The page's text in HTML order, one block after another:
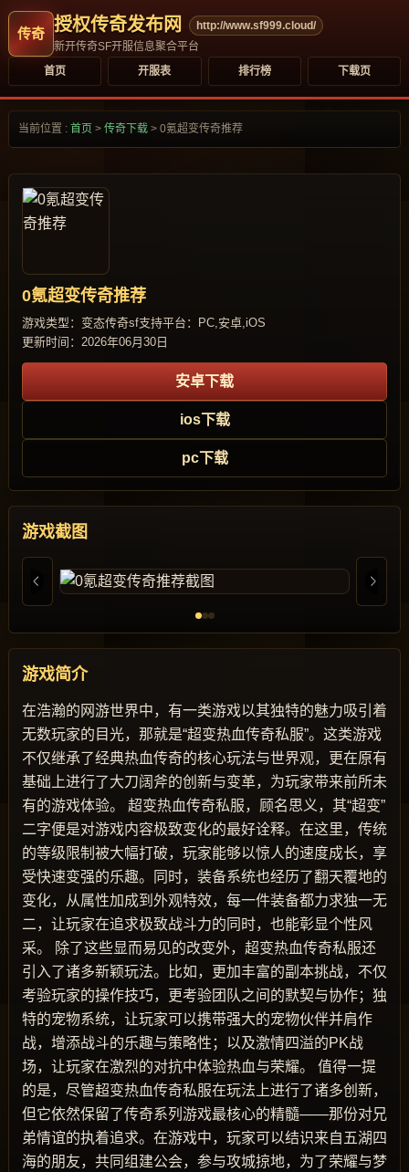
授权传奇发布网
http://www.sf999.cloud/
新开传奇SF开服信息聚合平台
首页
开服表 排行榜 下载页
当前位置 : 首页 > 传奇下载 > 0氪超变传奇推荐
0氪超变传奇推荐
游戏类型：变态传奇sf支持平台：PC,安卓,iOS
更新时间：2026年06月30日
安卓下载
ios下载
pc下载
游戏截图
游戏简介
在浩瀚的网游世界中，有一类游戏以其独特的魅力吸引着
无数玩家的目光，那就是“超变热血传奇私服”。这类游戏
不仅继承了经典热血传奇的核心玩法与世界观，更在原有
基础上进行了大刀阔斧的创新与变革，为玩家带来前所未
有的游戏体验。 超变热血传奇私服，顾名思义，其“超变”
二字便是对游戏内容极致变化的最好诠释。在这里，传统
的等级限制被大幅打破，玩家能够以惊人的速度成长，享
受快速变强的乐趣。同时，装备系统也经历了翻天覆地的
变化，从属性加成到外观特效，每一件装备都力求独一无
二，让玩家在追求极致战斗力的同时，也能彰显个性风
采。 除了这些显而易见的改变外，超变热血传奇私服还
引入了诸多新颖玩法。比如，更加丰富的副本挑战，不仅
考验玩家的操作技巧，更考验团队之间的默契与协作；独
特的宠物系统，让玩家可以携带强大的宠物伙伴并肩作
战，增添战斗的乐趣与策略性；以及激情四溢的PK战
场，让玩家在激烈的对抗中体验热血与荣耀。 值得一提
的是，尽管超变热血传奇私服在玩法上进行了诸多创新，
但它依然保留了传奇系列游戏最核心的精髓——那份对兄
弟情谊的执着追求。在游戏中，玩家可以结识来自五湖四
海的朋友，共同组建公会，参与攻城掠地，为了荣耀与梦